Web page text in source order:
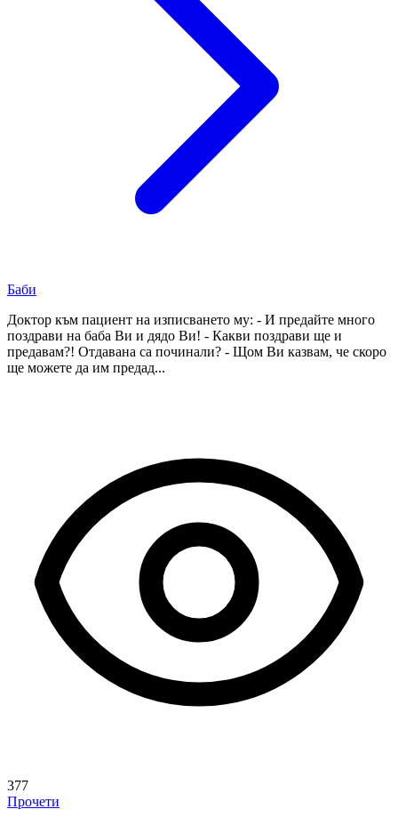
Баби
Доктор към пациент на изписването му: - И предайте много
поздрави на баба Ви и дядо Ви! - Какви поздрави ще и
предавам?! Отдавана са починали? - Щом Ви казвам, че скоро
ще можете да им предад...
377
Прочети